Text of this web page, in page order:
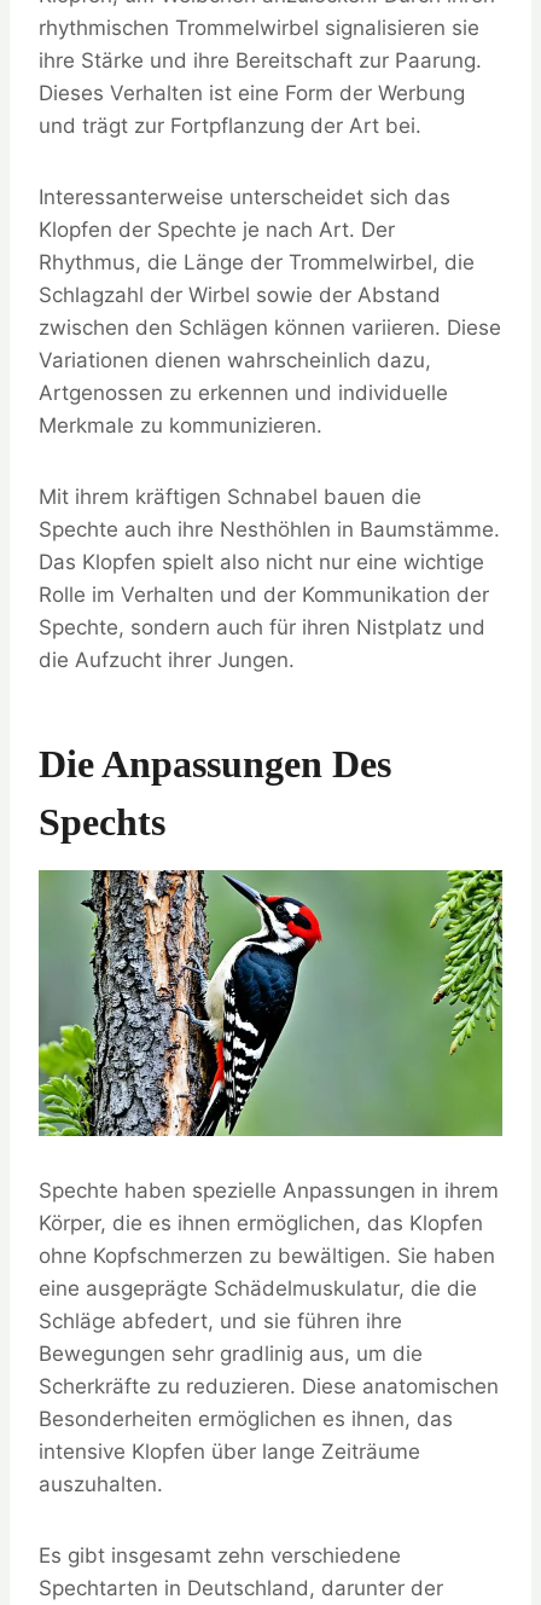
rhythmischen Trommelwirbel signalisieren sie
ihre Stärke und ihre Bereitschaft zur Paarung.
Dieses Verhalten ist eine Form der Werbung
und trägt zur Fortpflanzung der Art bei.
Interessanterweise unterscheidet sich das
Klopfen der Spechte je nach Art. Der
Rhythmus, die Länge der Trommelwirbel, die
Schlagzahl der Wirbel sowie der Abstand
zwischen den Schlägen können variieren. Diese
Variationen dienen wahrscheinlich dazu,
Artgenossen zu erkennen und individuelle
Merkmale zu kommunizieren.
Mit ihrem kräftigen Schnabel bauen die
Spechte auch ihre Nesthöhlen in Baumstämme.
Das Klopfen spielt also nicht nur eine wichtige
Rolle im Verhalten und der Kommunikation der
Spechte, sondern auch für ihren Nistplatz und
die Aufzucht ihrer Jungen.
Die Anpassungen Des
Spechts
Spechte haben spezielle Anpassungen in ihrem
Körper, die es ihnen ermöglichen, das Klopfen
ohne Kopfschmerzen zu bewältigen. Sie haben
eine ausgeprägte Schädelmuskulatur, die die
Schläge abfedert, und sie führen ihre
Bewegungen sehr gradlinig aus, um die
Scherkräfte zu reduzieren. Diese anatomischen
Besonderheiten ermöglichen es ihnen, das
intensive Klopfen über lange Zeiträume
auszuhalten.
Es gibt insgesamt zehn verschiedene
Spechtarten in Deutschland, darunter der